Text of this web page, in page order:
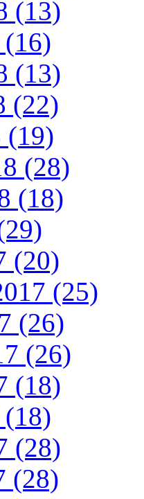
(13)
(13)
(22)
(19)
(28)
(18)
(20)
(25)
(26)
(26)
(18)
(28)
(28)